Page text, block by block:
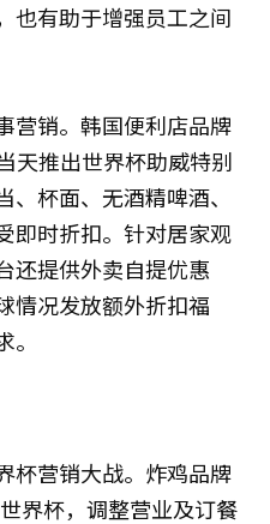
也有助于增强员工之间
营销。韩国便利店品牌
天推出世界杯助威特别
杯面、无酒精啤酒、
即时折扣。针对居家观
还提供外卖自提优惠
情况发放额外折扣福
杯营销大战。炸鸡品牌
界杯，调整营业及订餐